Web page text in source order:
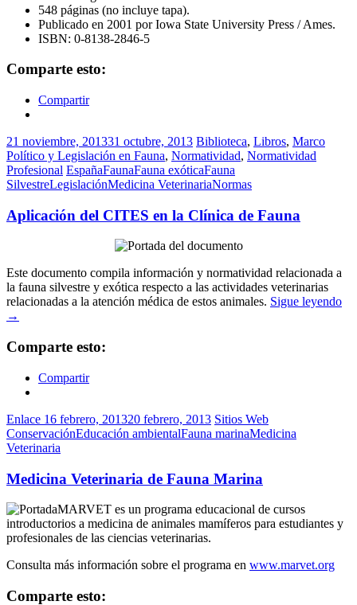
548 páginas (no incluye tapa).
Publicado en 2001 por Iowa State University Press / Ames.
ISBN: 0-8138-2846-5
Comparte esto:
Compartir
21 noviembre, 201331 octubre, 2013 Biblioteca, Libros, Marco
Político y Legislación en Fauna, Normatividad, Normatividad
Profesional EspañaFaunaFauna exóticaFauna
SilvestreLegislaciónMedicina VeterinariaNormas
Aplicación del CITES en la Clínica de Fauna
Este documento compila información y normatividad relacionada a
la fauna silvestre y exótica respecto a las actividades veterinarias
relacionadas a la atención médica de estos animales. Sigue leyendo
→
Comparte esto:
Compartir
Enlace 16 febrero, 201320 febrero, 2013 Sitios Web
ConservaciónEducación ambientalFauna marinaMedicina
Veterinaria
Medicina Veterinaria de Fauna Marina
MARVET es un programa educacional de cursos
introductorios a medicina de animales mamíferos para estudiantes y
profesionales de las ciencias veterinarias.
Consulta más información sobre el programa en www.marvet.org
Comparte esto: